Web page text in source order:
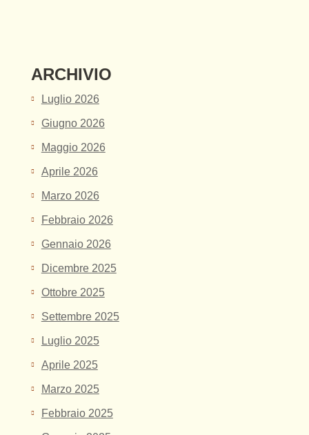
ARCHIVIO
Luglio 2026
Giugno 2026
Maggio 2026
Aprile 2026
Marzo 2026
Febbraio 2026
Gennaio 2026
Dicembre 2025
Ottobre 2025
Settembre 2025
Luglio 2025
Aprile 2025
Marzo 2025
Febbraio 2025